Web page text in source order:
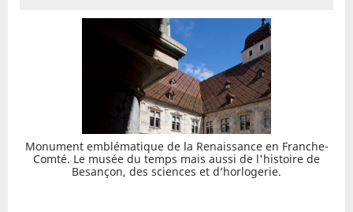
Monument emblématique de la Renaissance en Franche-
Comté. Le musée du temps mais aussi de l'histoire de
Besançon, des sciences et d’horlogerie.